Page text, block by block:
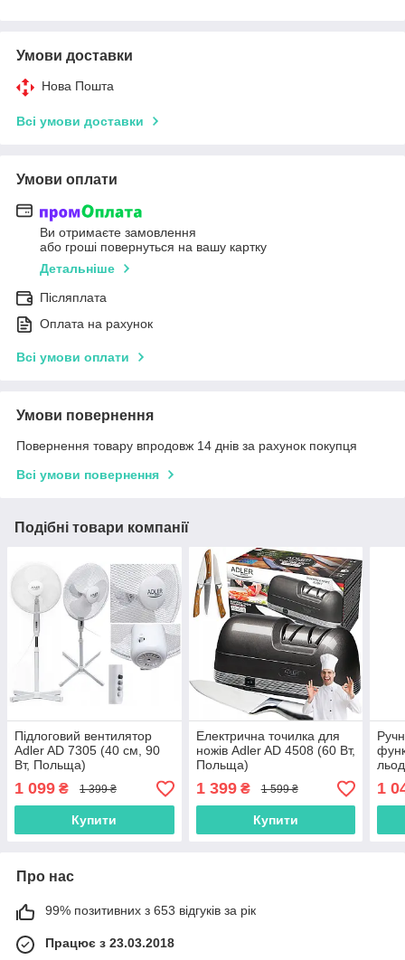
Умови доставки
Нова Пошта
Всі умови доставки
Умови оплати
Ви отримаєте замовлення
або гроші повернуться на вашу картку
Детальніше
Післяплата
Оплата на рахунок
Всі умови оплати
Умови повернення
Повернення товару впродовж 14 днів за рахунок покупця
Всі умови повернення
Подібні товари компанії
Підлоговий вентилятор
Adler AD 7305 (40 см, 90
Вт, Польща)
1 099 ₴ 1 399 ₴
Купити
Електрична точилка для
ножів Adler AD 4508 (60 Вт,
Польща)
1 399₴ 1 599 ₴
Купити
Вт,
1
Про нас
99% позитивних з 653 відгуків за рік
Працює з 23.03.2018